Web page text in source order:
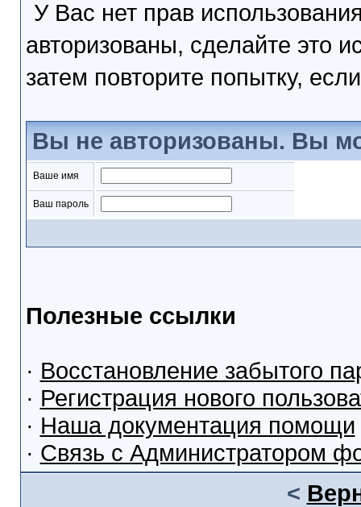
У Вас нет прав
авторизованы, сделайте это
затем повторите попытку,
Вы не авторизованы. Вы
Ваше имя
Ваш пароль
Полезные ссылки
· Восстановление забытого
· Регистрация нового
· Наша документация помощи
· Связь с Администратором
<